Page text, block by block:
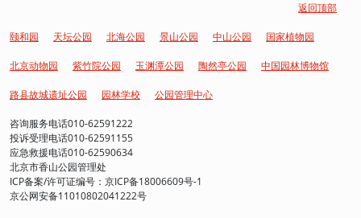
返回顶部
颐和园 天坛公园 北海公园 景山公园 中山公园 国家植物园
北京动物园 紫竹院公园 玉渊潭公园 陶然亭公园 中国园林博物馆
路县故城遗址公园 园林学校 公园管理中心
咨询服务电话010-62591222
投诉受理电话010-62591155
应急救援电话010-62590634
北京市香山公园管理处
ICP备案/许可证编号：京ICP备18006609号-1
京公网安备11010802041222号